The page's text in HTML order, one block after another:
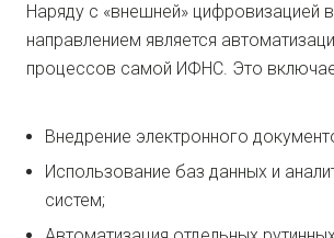
Наряду с «внешней» цифровизацией
направлением является
процессов самой ИФНС. Это
Внедрение электронного
Использование баз данных и
систем;